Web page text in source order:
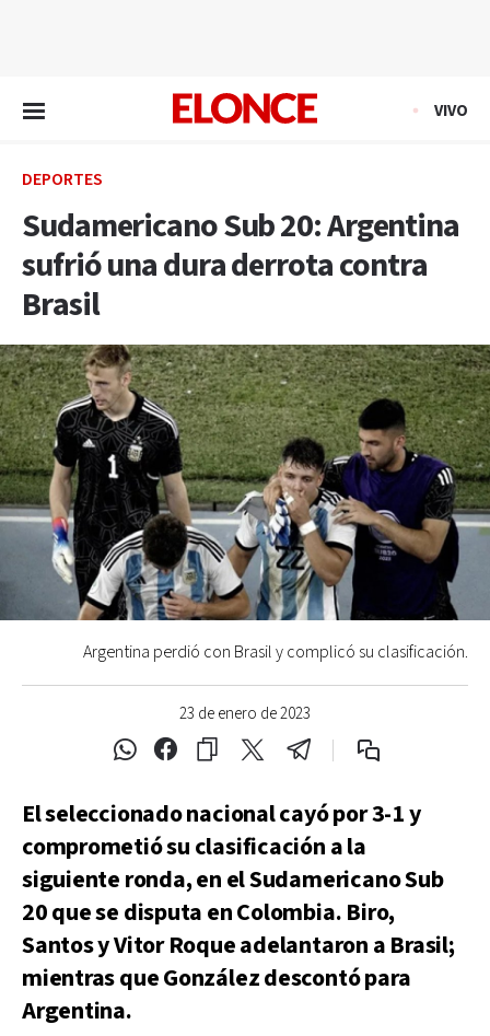
VIVO
DEPORTES
Sudamericano Sub 20: Argentina
sufrió una dura derrota contra
Brasil
23 de enero de 2023
Argentina perdió con Brasil y complicó su clasificación.
El seleccionado nacional cayó por 3-1 y
comprometió su clasificación a la
siguiente ronda, en el Sudamericano Sub
20 que se disputa en Colombia. Biro,
Santos y Vitor Roque adelantaron a Brasil;
mientras que González descontó para
Argentina.